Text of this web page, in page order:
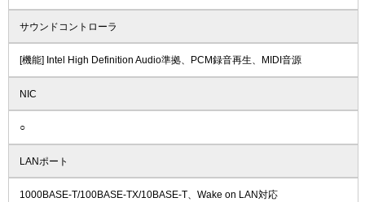
サウンドコントローラ
[機能] Intel High Definition Audio準拠、PCM録音再生、MIDI音源
NIC
○
LANポート
1000BASE-T/100BASE-TX/10BASE-T、Wake on LAN対応